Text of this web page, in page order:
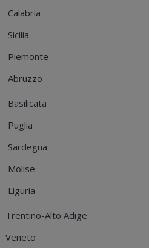
Calabria
Sicilia
Piemonte
Abruzzo
Basilicata
Puglia
Sardegna
Molise
Liguria
Trentino-Alto Adige
Veneto